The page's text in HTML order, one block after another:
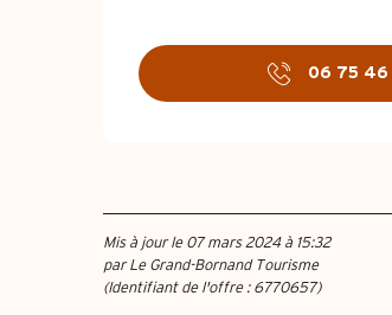
06 75
Mis à jour le 07 mars 2024 à 15:32
par Le Grand-Bornand Tourisme
(Identifiant de l'offre : 6770657)